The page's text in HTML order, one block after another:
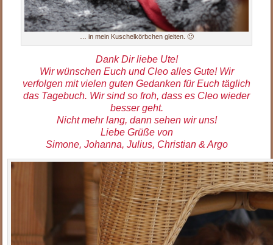
… in mein Kuschelkörbchen gleiten. 🙂
Dank Dir liebe Ute!
Wir wünschen Euch und Cleo alles Gute! Wir
verfolgen mit vielen guten Gedanken für Euch täglich
das Tagebuch. Wir sind so froh, dass es Cleo wieder
besser geht.
Nicht mehr lang, dann sehen wir uns!
Liebe Grüße von
Simone, Johanna, Julius, Christian & Argo